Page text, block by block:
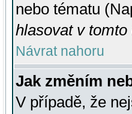
nebo tématu
hlasovat v tomto
Návrat nahoru
Jak změním
V případě, že